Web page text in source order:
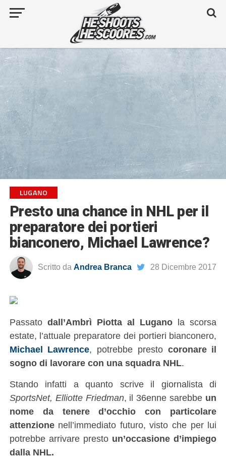
LUGANO
Presto una chance in NHL per il
preparatore dei portieri
bianconero, Michael Lawrence?
Scritto da Andrea Branca 28 Dicembre 2017
Passato dall’Ambrì Piotta al Lugano la scorsa
estate, l’attuale preparatore dei portieri bianconero,
Michael Lawrence, potrebbe presto coronare il
sogno di lavorare con una squadra NHL.
Stando infatti a quanto scrive il giornalista di
SportsNet, Elliotte Friedman, il 36enne sarebbe un
nome da tenere d’occhio con particolare
attenzionenell’immediato futuro, visto che per lui
potrebbe arrivare presto un’occasione d’impiego
dalla NHL.